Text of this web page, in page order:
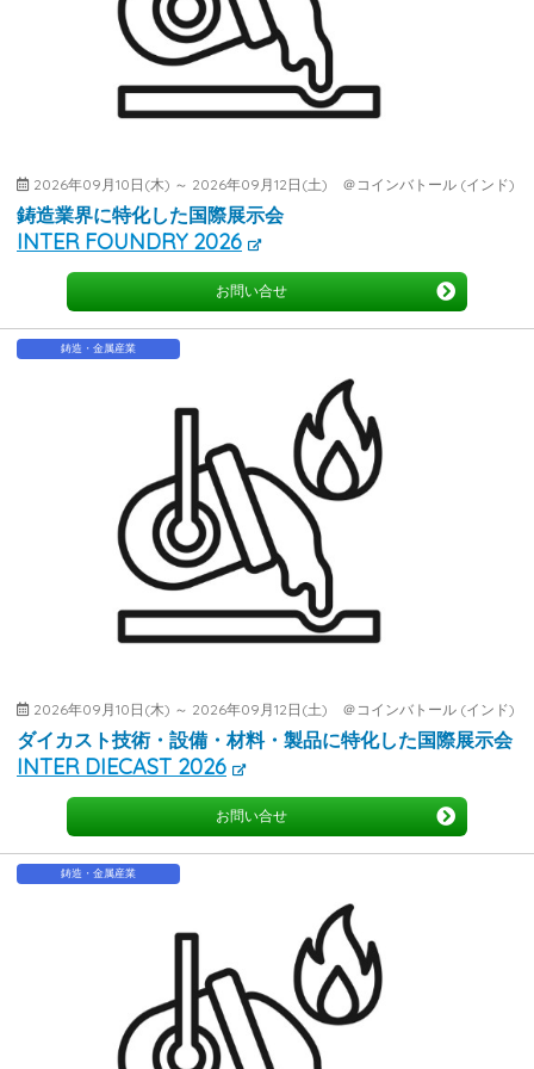
2026年09月10日(木) ～ 2026年09月12日(土) ＠コインバトール (インド)
鋳造業界に特化した国際展示会
INTER FOUNDRY 2026
お問い合せ
鋳造・金属産業
2026年09月10日(木) ～ 2026年09月12日(土) ＠コインバトール (インド)
ダイカスト技術・設備・材料・製品に特化した国際展示会
INTER DIECAST 2026
お問い合せ
鋳造・金属産業